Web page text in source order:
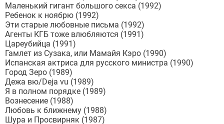
Маленький гигант большого секса (1992)
Ребенок к ноябрю (1992)
Эти старые любовные письма (1992)
Агенты КГБ тоже влюбляются (1991)
Цареубийца (1991)
Гамлет из Сузака, или Мамайя Кэро (1990)
Испанская актриса для русского министра (1990)
Город Зеро (1989)
Дежа вю/Deja vu (1989)
Я в полном порядке (1989)
Вознесение (1988)
Любовь к ближнему (1988)
Шура и Просвирняк (1987)